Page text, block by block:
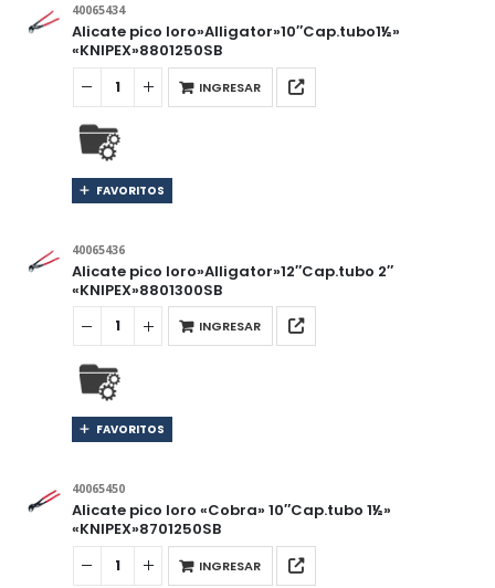
40065434
Alicate pico loro»Alligator»10″Cap.tubo1½»
«KNIPEX»8801250SB
INGRESAR
FAVORITOS
40065436
Alicate pico loro»Alligator»12″Cap.tubo 2″
«KNIPEX»8801300SB
INGRESAR
FAVORITOS
40065450
Alicate pico loro «Cobra» 10″Cap.tubo 1½»
«KNIPEX»8701250SB
INGRESAR